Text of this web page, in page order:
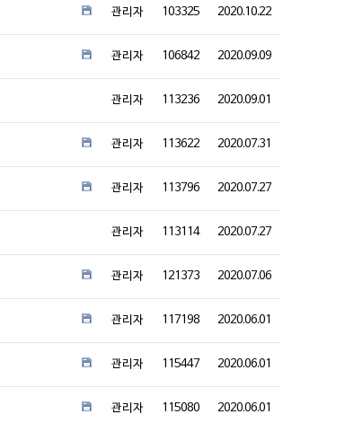
관리자 103325 2020.10.22
관리자 106842 2020.09.09
관리자 113236 2020.09.01
관리자 113622 2020.07.31
관리자 113796 2020.07.27
관리자 113114 2020.07.27
관리자 121373 2020.07.06
관리자 117198 2020.06.01
관리자 115447 2020.06.01
관리자 115080 2020.06.01